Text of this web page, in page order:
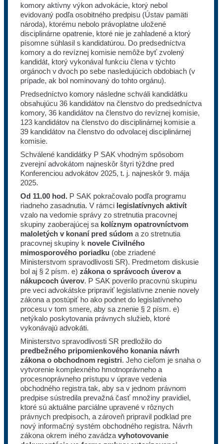
komory aktívny výkon advokácie, ktorý nebol
evidovaný podľa osobitného predpisu (Ústav pamäti
národa), ktorému nebolo právoplatne uložené
disciplinárne opatrenie, ktoré nie je zahladené a ktorý
písomne súhlasil s kandidatúrou. Do predsedníctva
komory a do revíznej komisie nemôže byť zvolený
kandidát, ktorý vykonával funkciu člena v týchto
orgánoch v dvoch po sebe nasledujúcich obdobiach (v
prípade, ak bol nominovaný do tohto orgánu).
Predsedníctvo komory následne schváli kandidátku
obsahujúcu 36 kandidátov na členstvo do predsedníctva
komory, 36 kandidátov na členstvo do revíznej komisie,
123 kandidátov na členstvo do disciplinárnej komisie a
39 kandidátov na členstvo do odvolacej disciplinárnej
komisie.
Schválené kandidátky P SAK vhodným spôsobom
zverejní advokátom najneskôr štyri týždne pred
Konferenciou advokátov 2025, t. j. najneskôr 9. mája
2025.
Od 11.00 hod. P SAK pokračovalo podľa programu
riadneho zasadnutia. V rámci legislatívnych aktivít
vzalo na vedomie správy zo stretnutia pracovnej
skupiny zaoberajúcej sa kolíznym opatrovníctvom
maloletých v konaní pred súdom a zo stretnutia
pracovnej skupiny k novele Civilného
mimosporového poriadku (obe zriadené
Ministerstvom spravodlivosti SR). Predmetom diskusie
bol aj § 2 písm. e) zákona o správcoch úverov a
nákupcoch úverov. P SAK poverilo pracovnú skupinu
pre veci advokátske pripraviť legislatívne znenie novely
zákona a postúpiť ho ako podnet do legislatívneho
procesu v tom smere, aby sa znenie § 2 písm. e)
netýkalo poskytovania právnych služieb, ktoré
vykonávajú advokáti.
Ministerstvo spravodlivosti SR predložilo do
predbežného pripomienkového konania návrh
zákona o obchodnom registri. Jeho cieľom je snaha o
vytvorenie komplexného hmotnoprávneho a
procesnoprávneho prístupu v úprave vedenia
obchodného registra tak, aby sa v jednom právnom
predpise sústredila prevažná časť množiny pravidiel,
ktoré sú aktuálne parciálne upravené v rôznych
právnych predpisoch, a zároveň pripravil podklad pre
nový informačný systém obchodného registra. Návrh
zákona okrem iného zavádza vyhotovovanie